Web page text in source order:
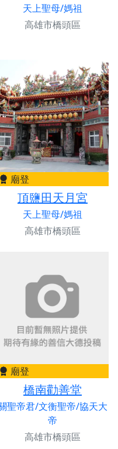
天上聖母/媽祖
高雄市橋頭區
廟登
頂鹽田天月宮
天上聖母/媽祖
高雄市橋頭區
廟登
橋南勸善堂
聖帝君/文衡聖帝/協天大
帝
高雄市橋頭區